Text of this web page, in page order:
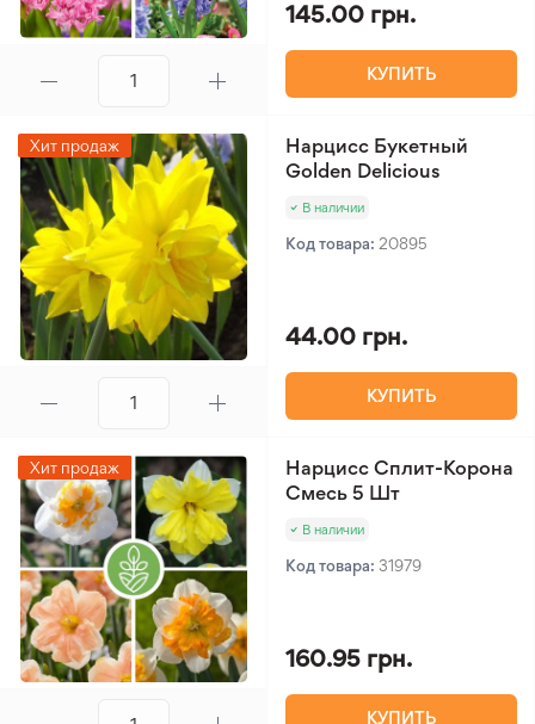
145.00 грн.
КУПИТЬ
Хит продаж
Нарцисс Букетный
Golden Delicious
В наличии
Код товара: 20895
44.00 грн.
КУПИТЬ
Хит продаж
Нарцисс Сплит-Корона
Смесь 5 Шт
В наличии
Код товара: 31979
160.95 грн.
КУПИТЬ